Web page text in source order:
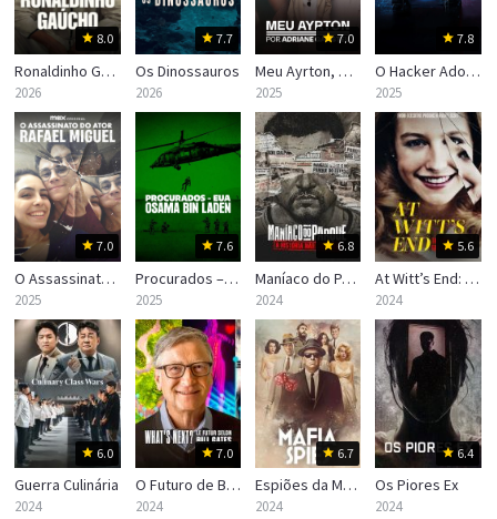
8.0
Ronaldinho Gaúcho
2026
7.7
Os Dinossauros
2026
7.0
Meu Ayrton, por Adriane Galisteu
2025
7.8
O Hacker Adolescente Mais Procurado
2025
7.0
O Assassinato do Ator Rafael Miguel
2025
7.6
Procurados – EUA: Osama Bin Laden
2025
6.8
Maníaco do Parque: A História Não Contada
2024
5.6
At Witt’s End: The Hunt for a Killer
2024
6.0
Guerra Culinária
2024
7.0
O Futuro de Bill Gates
2024
6.7
Espiões da Máfia
2024
6.4
Os Piores Ex
2024